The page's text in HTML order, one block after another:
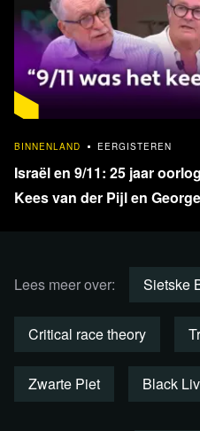
waar het doodsbang voor
ook goed beslagen ten
activisme.
Steun blckbx
uit van de
community!
BINNENLAND
EERGISTEREN
Israël en 9/11: 25 jaar
Kees van der Pijl en
Lees meer over: Sietske
Critical race theory
Zwarte Piet Black